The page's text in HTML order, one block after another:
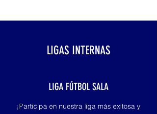
LIGAS INTERNAS
LIGA FÚTBOL SALA
¡Participa en nuestra liga más exitosa y